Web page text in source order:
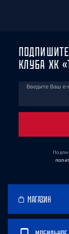
КЛУБА ХК
Введите Ваш e-
МАГАЗИН